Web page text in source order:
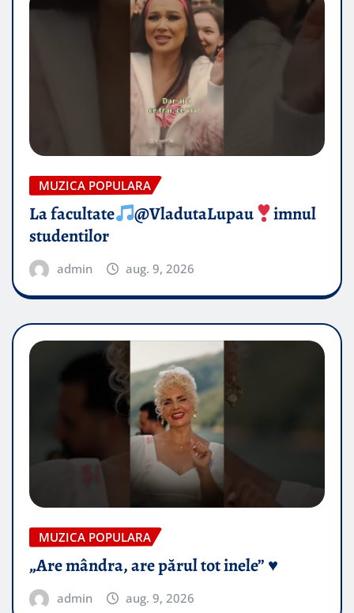
MUZICA POPULARA
La facultate @VladutaLupau
imnul
studentilor
admin aug. 9, 2026
MUZICA POPULARA
„Are mândra, are părul tot inele” ♥️
admin aug. 9, 2026